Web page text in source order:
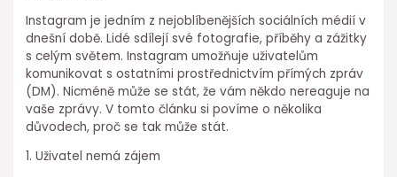
Instagram je jedním z nejoblíbenějších sociálních médií v
dnešní době. Lidé sdílejí své fotografie, příběhy a zážitky
s celým světem. Instagram umožňuje uživatelům
komunikovat s ostatními prostřednictvím přímých zpráv
(DM). Nicméně může se stát, že vám někdo nereaguje na
vaše zprávy. V tomto článku si povíme o několika
důvodech, proč se tak může stát.
1. Uživatel nemá zájem